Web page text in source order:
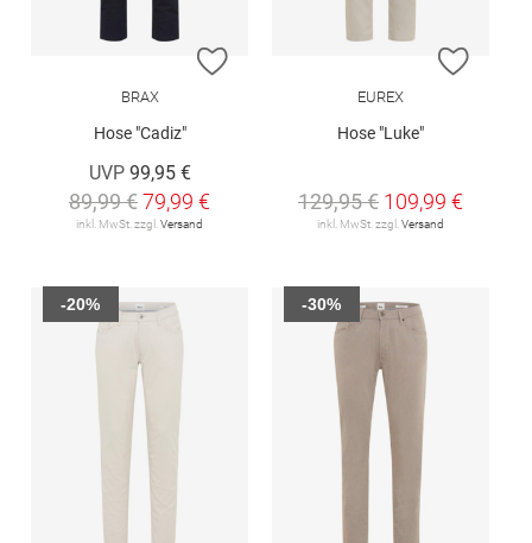
ZUR WUNSCHLISTE HINZUFÜGEN
BRAX
Hose "Cadiz"
UVP 99,95 €
89,99 €79,99 €
inkl. MwSt. zzgl.Versand
ZUR
EUREX
Hose "Luke"
129,95 € 109,99 €
inkl. MwSt. zzgl.Versand
-20% -30%